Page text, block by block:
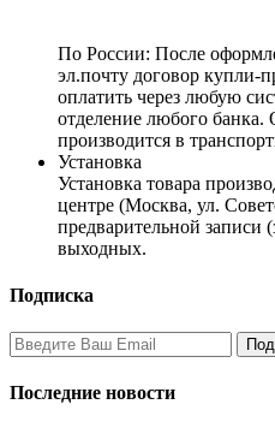
По России: После
эл.почту договор купли-
оплатить через любую
отделение любого банка.
производится в
Установка
Установка товара
центре (Москва, ул.
предварительной записи
выходных.
Подписка
Последние новости